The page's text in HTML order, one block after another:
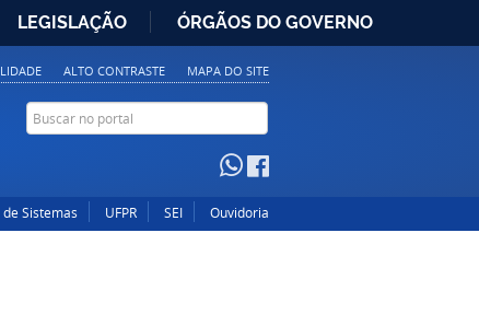
LEGISLAÇÃO ÓRGÃOS DO GOVERNO
ALTO CONTRASTE MAPA DO SITE
Sistemas UFPR SEI Ouvidoria